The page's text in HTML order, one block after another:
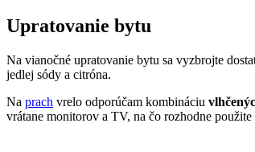
Upratovanie bytu
Na vianočné upratovanie bytu sa vyzbrojte
jedlej sódy a citróna.
Na prach vrelo odporúčam kombináciu
vrátane monitorov a TV, na čo rozhodne použite